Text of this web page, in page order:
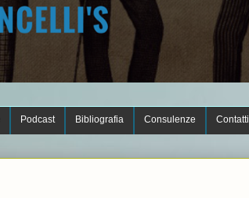
Podcast Bibliografia Consulenze Contatti